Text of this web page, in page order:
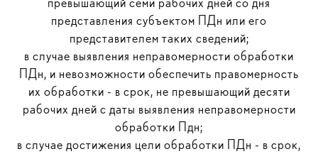
представления субъектом ПДн или его
представителем таких сведений;
в случае выявления неправомерности обработки
ПДн, и невозможности обеспечить правомерность
их обработки - в срок, не превышающий десяти
рабочих дней с даты выявления неправомерности
обработки Пдн;
в случае достижения цели обработки ПДн - в срок,